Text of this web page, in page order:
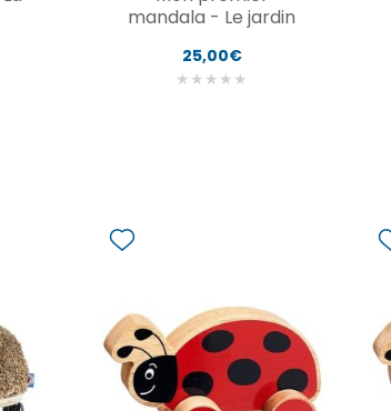
mandala - Le jardin
25,00€
★ ★ ★ ★ ★